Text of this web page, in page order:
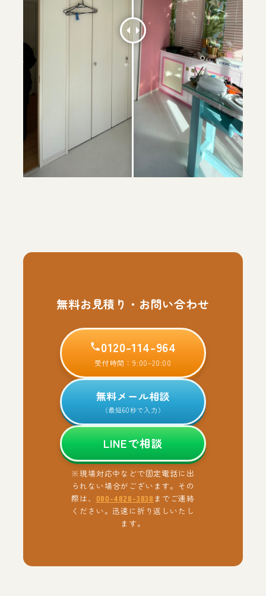
無料お見積り・お問い合わせ
0120-114-964
受付時間：9:00–20:00
無料メール相談
（最短60秒で入力）
LINEで相談
※現場対応中などで固定電話に出
られない場合がございます。その
際は、 080-4828-3838 までご連絡
ください。迅速に折り返しいたし
ます。